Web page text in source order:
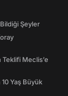
Şeyler
Meclis’e
10 Yaş Büyük